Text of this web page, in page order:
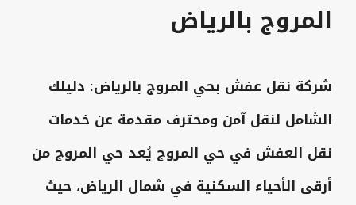
المروج بالرياض
شركة نقل عفش بحي المروج بالرياض: دليلك
الشامل لنقل آمن ومحترف مقدمة عن خدمات
نقل العفش في حي المروج يُعد حي المروج من
أرقى الأحياء السكنية في شمال الرياض، حيث